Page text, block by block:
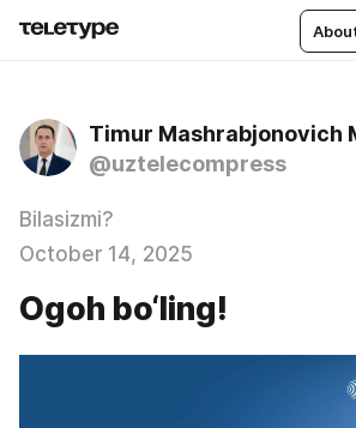
Timur Mashrabjonovich
@uztelecompress
Bilasizmi?
October 14, 2025
Ogoh bo‘ling!